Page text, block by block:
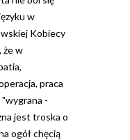
w
Kobiecy
że w
praca
-
jest troska o
ogół chęcią